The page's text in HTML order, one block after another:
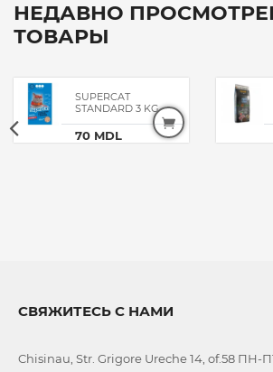
НЕДАВНО
ТОВАРЫ
SUPERCAT
STANDARD 3 KG
70 MDL
СВЯЖИТЕСЬ С НАМИ
Chisinau, Str. Grigore Ureche 14, of.58 ПН-